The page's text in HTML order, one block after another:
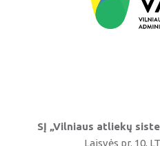
SĮ „Vilniaus atliekų
Laisvės pr. 10,